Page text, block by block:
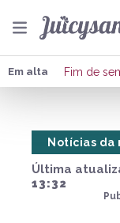
Em alta Fim de
Última
13:32
Notícias da